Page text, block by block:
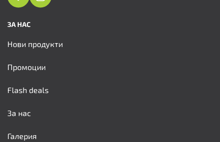
ЗА НАС
Нови продукти
Промоции
Flash deals
За нас
Галерия